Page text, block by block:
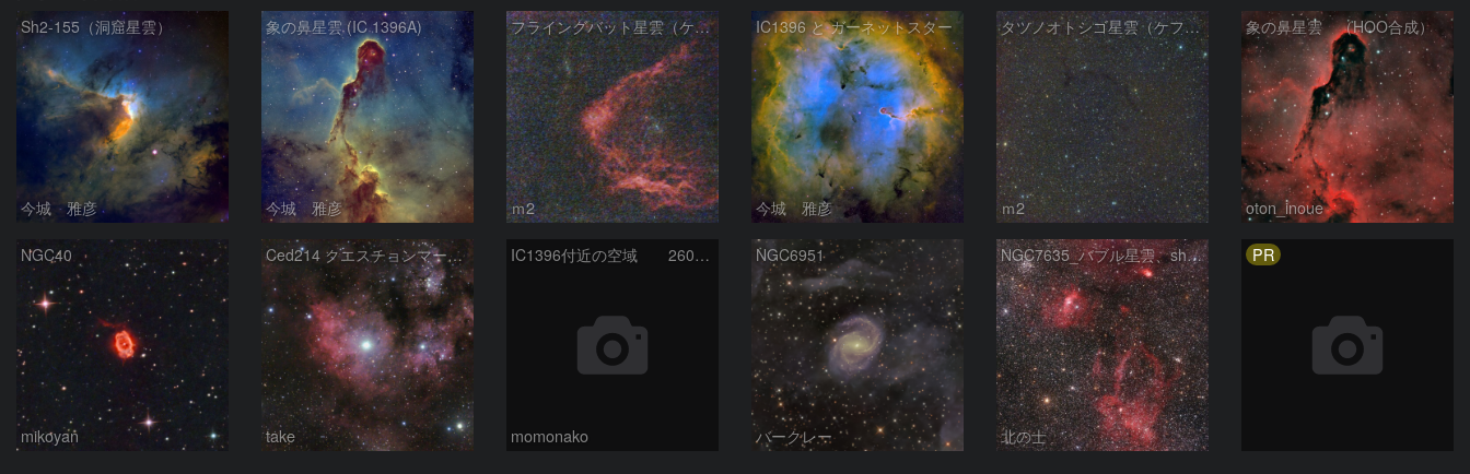
Sh2-155（洞窟星雲）
今城 雅彦
象の鼻星雲 (IC 1396A)
今城 雅彦
フライングバット星雲（ケフェウス座）
ｍ2
IC1396 と ガーネットスター
今城 雅彦
タツノオトシゴ星雲（ケフェウス座）
ｍ2
象の鼻星雲 （HOO合成）
oton_inoue
NGC40
mikoyan
Ced214 クエスチョンマーク星雲の“心臓部”
take
IC1396付近の空域 260720
momonako
NGC6951
バークレー
NGC7635_バブル星雲、sh2-157_くわがた星雲
北の士
PR